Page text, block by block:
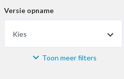
Versie opname
Kies
Materiaal Toon meer filters